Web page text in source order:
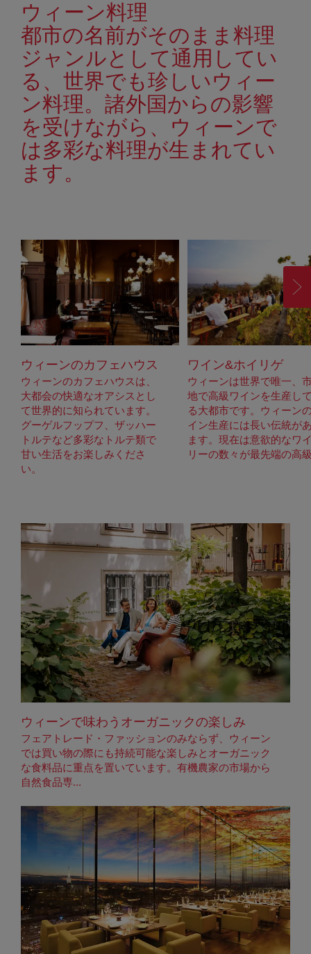
ウィーン料理
都市の名前がそのまま料理
ジャンルとして通用してい
る、世界でも珍しいウィー
ン料理。諸外国からの影響
を受けながら、ウィーンで
は多彩な料理が生まれてい
ます。
ウィーンのカフェハウス
ウィーンのカフェハウスは、
大都会の快適なオアシスとし
て世界的に知られています。
グーゲルフップフ、ザッハー
トルテなど多彩なトルテ類で
甘い生活をお楽しみくださ
い。
ワイン&ホイリゲ
ウィーンは世界で唯一、
地で高級ワインを生産し
る大都市です。ウィーン
イン生産には長い伝統が
ます。現在は意欲的なワ
リーの数々が最先端の高
進
む
ウィーンで味わうオーガニックの楽しみ
フェアトレード・ファッションのみならず、ウィーン
では買い物の際にも持続可能な楽しみとオーガニック
な食料品に重点を置いています。有機農家の市場から
自然食品専...